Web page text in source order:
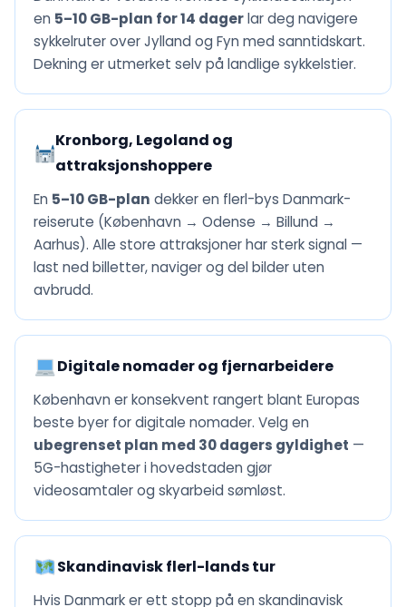
en 5–10 GB-plan for 14 dagerlar deg navigere
sykkelruter over Jylland og Fyn med sanntidskart.
Dekning er utmerket selv på landlige sykkelstier.
Kronborg, Legoland og
attraksjonshoppere
En 5–10 GB-plan dekker en flerl-bys Danmark-
reiserute (København → Odense → Billund →
Aarhus). Alle store attraksjoner har sterk signal —
last ned billetter, naviger og del bilder uten
avbrudd.
Digitale nomader og fjernarbeidere
København er konsekvent rangert blant Europas
beste byer for digitale nomader. Velg en
ubegrenset plan med 30 dagers gyldighet —
5G-hastigheter i hovedstaden gjør
videosamtaler og skyarbeid sømløst.
Skandinavisk flerl-lands tur
Hvis Danmark er ett stopp på en skandinavisk